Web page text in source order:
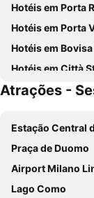
Hotel Degli
Hotel Raffaello
iH Hotels Milano
Doria Grand
Best Western
NH Collection
Acca Palace
Sheraton Milan
NH Milano
Hotéis em Porta
Hotéis em Porta
Hotéis em Bovisa
Hotéis em Città
Hotéis em Loreto
Hotéis em
Hotéis em
Hotéis em Ca'
Hotéis em Porta
Atrações -
Estação Central
Praça de Duomo
Airport Milano
Lago Como